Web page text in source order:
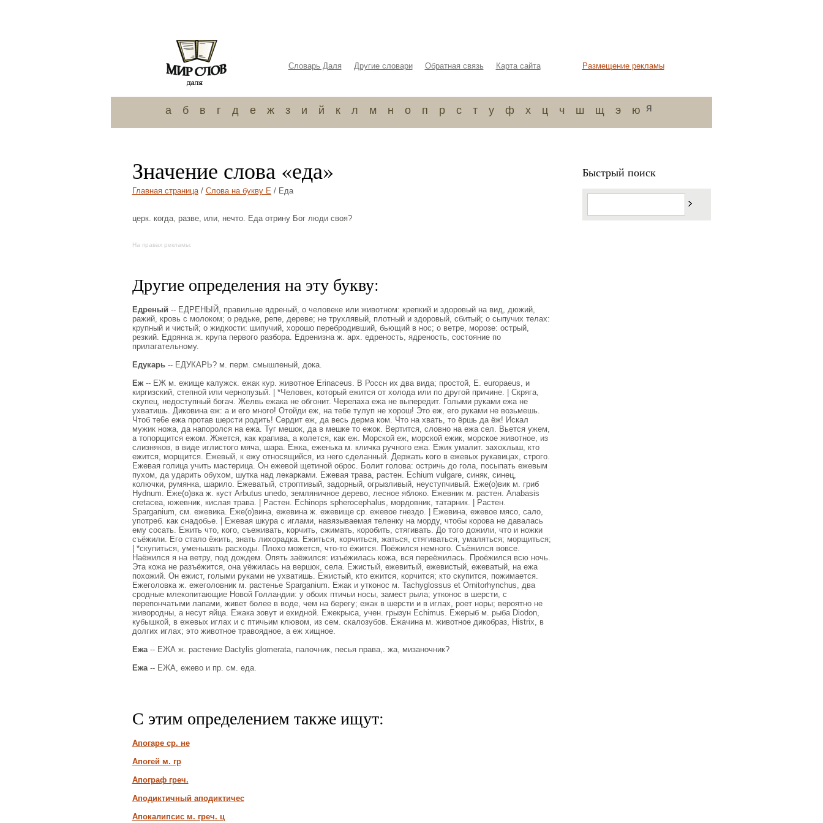
Словарь Даля Другие словари Обратная связь Карта сайта Размещение рекламы
а б в г д е ж з и й к л м н о п р с т у ф х ц ч ш щ э ю я
Значение слова «еда»
Главная страница/ Слова на букву Е/ Еда
церк. когда, разве, или, нечто. Еда отрину Бог люди своя?
На правах рекламы:
Другие определения на эту букву:
Едреный -- ЕДРЕНЫЙ, правильне ядреный, о человеке или животном: крепкий и здоровый на вид, дюжий,
ражий, кровь с молоком; о редьке, репе, дереве; не трухлявый, плотный и здоровый, сбитый; о сыпучих телах:
крупный и чистый; о жидкости: шипучий, хорошо перебродивший, бьющий в нос; о ветре, морозе: острый,
резкий. Едрянка ж. крупа первого разбора. Едренизна ж. арх. едреность, ядреность, состояние по
прилагательному.
Едукарь-- ЕДУКАРЬ? м. перм. смышленый, дока.
Еж-- ЕЖ м. ежище калужск. ежак кур. животное Erinaceus. В Россн их два вида; простой, Е. europaeus, и
киргизский, степной или чернопузый. | *Человек, который ежится от холода или по другой причине. | Скряга,
скупец, недоступный богач. Желвь ежака не обгонит. Черепаха ежа не выпередит. Голыми руками ежа не
ухватишь. Диковина еж: а и его много! Отойди еж, на тебе тулуп не хорош! Это еж, его руками не возьмешь.
Чтоб те6е ежа протав шерсти родить! Сердит еж, да весь дерма ком. Что на хвать, то ёршь да ёж! Искал
мужик ножа, да напоролся на ежа. Туг мешок, да в мешке то ежок. Вертится, словно на ежа сел. Вьется ужем,
а топорщится ежом. Жжется, как крапива, а колется, как еж. Морской еж, морской ежик, морское животное, из
слизняков, в виде иглистого мяча, шара. Ежка, еженька м. кличка ручного ежа. Ежик умалит. захохлыш, кто
ежится, морщится. Ежевый, к ежу относящийся, из него сделанный. Держать кого в ежевых рукавицах, строго.
Ежевая голица учить мастерица. Он ежевой щетиной оброс. Болит голова: остричь до гола, посыпать ежевым
пухом, да ударить обухом, шутка над лекарками. Ежевая трава, растен. Echium vulgare, синяк, синец,
колючки, румянка, шарило. Ежеватый, строптивый, задорный, огрызливый, неуступчивый. Еже(о)вик м. гриб
Hydnum. Еже(о)вка ж. куст Arbutus unedo, земляничное дерево, лесное яблоко. Ежевник м. растен. Anabasis
cretacea, южевник, кислая трава. | Растен. Echinops spherocephalus, мордовник, татарник. | Растен.
Sparganium, см. ежевика. Еже(о)вина, ежевина ж. ежевище ср. ежевое гнездо. | Ежевина, ежевое мясо, сало,
употреб. как снадобье. | Ежевая шкура с иглами, навязываемая теленку на морду, чтобы корова не давалась
ему сосать. Ежить что, кого, съеживать, корчить, сжимать, коробить, стягивать. До того дожили, что и ножки
съёжили. Его стало ёжить, знать лихорадка. Ежиться, корчиться, жаться, стягиваться, умаляться; морщиться;
| *скупиться, уменьшать расходы. Плохо можется, что-то ёжится. Поёжился немного. Съёжился вовсе.
Наёжился я на ветру, под дождем. Опять заёжился: изъёжилась кожа, вся переёжилась. Проёжился всю ночь.
Эта кожа не разъёжится, она уёжилась на вершок, села. Ежистый, ежевитый, ежевистый, ежеватый, на ежа
похожий. Он ежист, голыми руками не ухватишь. Ежистый, кто ежится, корчится; кто скупится, пожимается.
Ежеголовка ж. ежеголовник м. растенье Sparganium. Ежак и утконос м. Tachyglossus et Ornitorhynchus, два
сродные млекопитающие Новой Голландии: у обоих птичьи носы, замест рыла; утконос в шерсти, с
перепончатыми лапами, живет более в воде, чем на берегу; ежак в шерсти и в иглах, роет норы; вероятно не
живородны, а несут яйца. Ежака зовут и ехидной. Ежекрыса, учен. грызун Echimus. Ежерыб м. рыба Diodon,
кубышкой, в ежевых иглах и с птичьим клювом, из сем. скалозубов. Ежачина м. животное дикобраз, Histrix, в
долгих иглах; это животное травоядное, а еж хищное.
Ежа-- ЕЖА ж. растение Dactylis glomerata, палочник, песья nрава,. жа, мизаночник?
Ежа-- ЕЖА, ежево и пр. см. еда.
С этим определением также ищут:
Апогаре ср. не
Апогей м. гр
Апограф греч.
Аподиктичный аподиктичес
Апокалипсис м. греч. ц
Быстрый поиск